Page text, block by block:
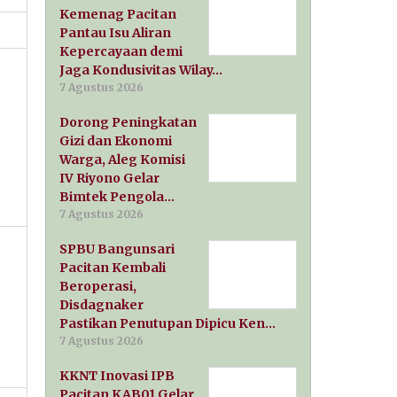
Kemenag Pacitan
Pantau Isu Aliran
Kepercayaan demi
Jaga Kondusivitas Wilay…
7 Agustus 2026
Dorong Peningkatan
Gizi dan Ekonomi
Warga, Aleg Komisi
IV Riyono Gelar
Bimtek Pengola…
7 Agustus 2026
SPBU Bangunsari
Pacitan Kembali
Beroperasi,
Disdagnaker
Pastikan Penutupan Dipicu Ken…
7 Agustus 2026
KKNT Inovasi IPB